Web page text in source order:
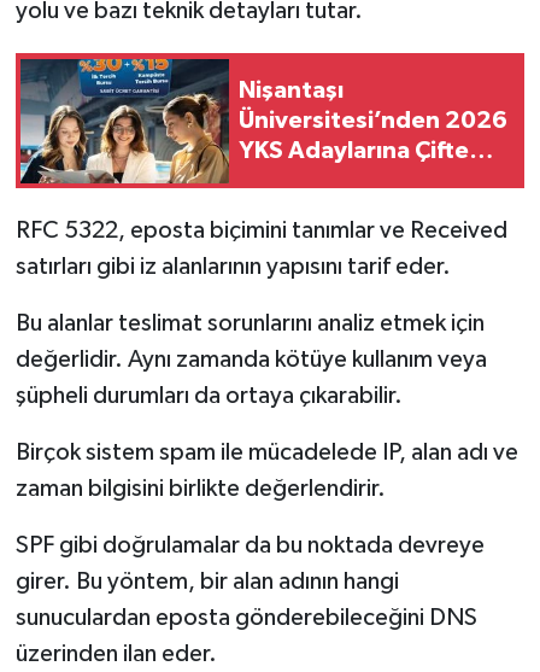
yolu ve bazı teknik detayları tutar.
Nişantaşı
Üniversitesi’nden 2026
YKS Adaylarına Çifte
RFC 5322, eposta biçimini tanımlar ve Received
satırları gibi iz alanlarının yapısını tarif eder.
Bu alanlar teslimat sorunlarını analiz etmek için
değerlidir. Aynı zamanda kötüye kullanım veya
şüpheli durumları da ortaya çıkarabilir.
Birçok sistem spam ile mücadelede IP, alan adı ve
zaman bilgisini birlikte değerlendirir.
SPF gibi doğrulamalar da bu noktada devreye
girer. Bu yöntem, bir alan adının hangi
sunuculardan eposta gönderebileceğini DNS
üzerinden ilan eder.